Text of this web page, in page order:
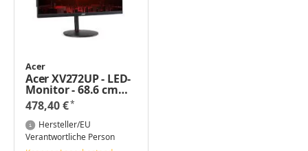
Acer
Acer XV272UP - LED-
Monitor - 68.6 cm
(27")
478,40 €*
Hersteller/EU
Verantwortliche Person